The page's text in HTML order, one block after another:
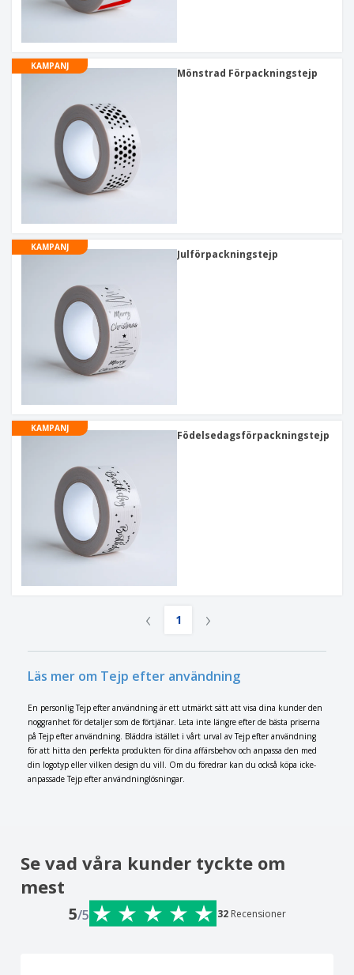
KAMPANJ
Mönstrad Förpackningstejp
KAMPANJ
Julförpackningstejp
KAMPANJ
Födelsedagsförpackningstejp
‹ 1 ›
Läs mer om Tejp efter användning
En personlig Tejp efter användning är ett utmärkt sätt att visa dina kunder den
noggranhet för detaljer som de förtjänar. Leta inte längre efter de bästa priserna
på Tejp efter användning. Bläddra istället i vårt urval av Tejp efter användning
för att hitta den perfekta produkten för dina affärsbehov och anpassa den med
din logotyp eller vilken design du vill. Om du föredrar kan du också köpa icke-
anpassade Tejp efter användninglösningar.
Se vad våra kunder tyckte om
mest
5/5 32 Recensioner